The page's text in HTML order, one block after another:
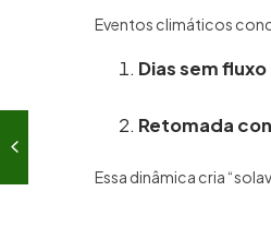
Eventos climáticos
Dias sem fluxo
Retomada
Essa dinâmica cria